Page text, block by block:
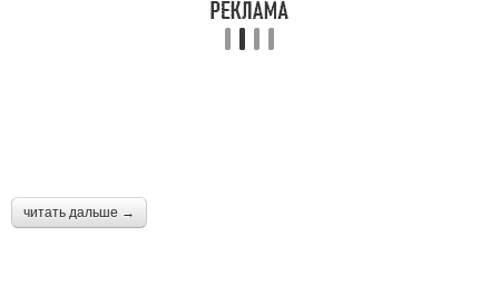
читать дальше →